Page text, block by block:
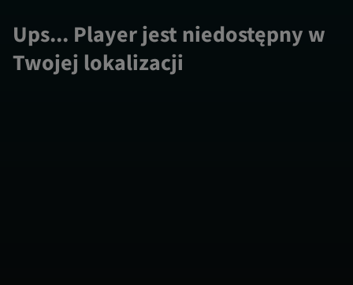
Ups... Player jest niedostępny w
Twojej lokalizacji